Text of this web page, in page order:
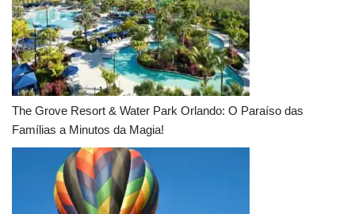
The Grove Resort & Water Park Orlando: O Paraíso das
Famílias a Minutos da Magia!